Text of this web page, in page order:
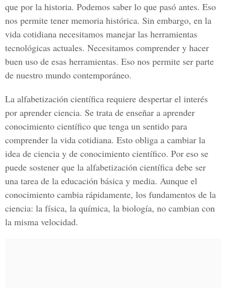
que por la historia. Podemos saber lo que pasó antes. Eso
nos permite tener memoria histórica. Sin embargo, en la
vida cotidiana necesitamos manejar las herramientas
tecnológicas actuales. Necesitamos comprender y hacer
buen uso de esas herramientas. Eso nos permite ser parte
de nuestro mundo contemporáneo.
La alfabetización científica requiere despertar el interés
por aprender ciencia. Se trata de enseñar a aprender
conocimiento científico que tenga un sentido para
comprender la vida cotidiana. Esto obliga a cambiar la
idea de ciencia y de conocimiento científico. Por eso se
puede sostener que la alfabetización científica debe ser
una tarea de la educación básica y media. Aunque el
conocimiento cambia rápidamente, los fundamentos de la
ciencia: la física, la química, la biología, no cambian con
la misma velocidad.